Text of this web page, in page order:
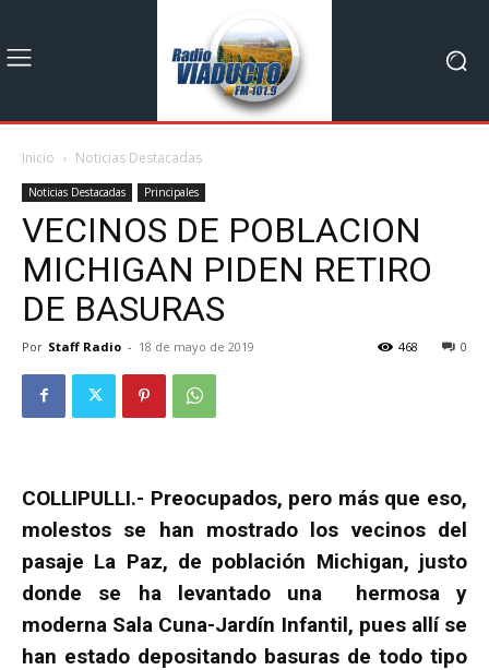
Inicio Noticias Destacadas
Noticias Destacadas Principales
VECINOS DE POBLACION
MICHIGAN PIDEN RETIRO
DE BASURAS
Por Staff Radio - 18 de mayo de 2019 0
468
COLLIPULLI.- Preocupados, pero más que eso,
molestos se han mostrado los vecinos del
pasaje La Paz, de población Michigan, justo
donde se ha levantado una hermosa y
moderna Sala Cuna-Jardín Infantil, pues allí se
han estado depositando basuras de todo tipo